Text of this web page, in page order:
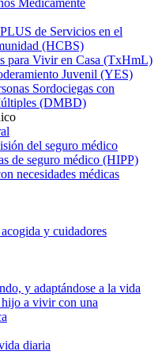
de Servicios en el
(HCBS)
para Vivir en Casa (TxHmL)
Juvenil (YES)
Sordociegas con
(DMBD)
del seguro médico
de seguro médico (HIPP)
necesidades médicas
y cuidadores
y adaptándose a la vida
a vivir con una
diaria